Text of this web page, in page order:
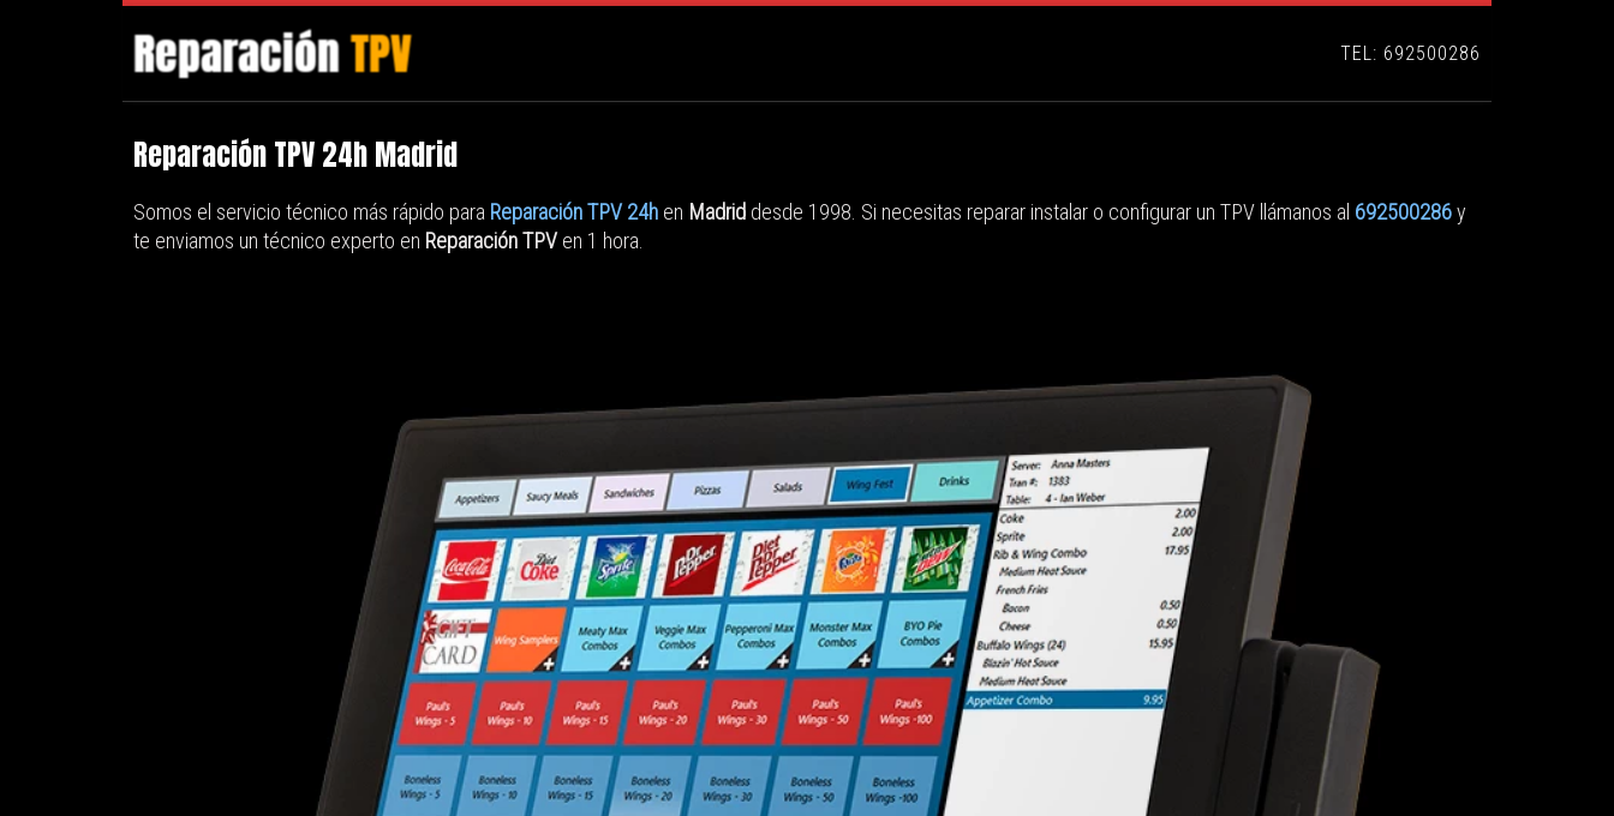
Skip to content
TEL: 692500286
Reparación TPV 24h Madrid
Somos el servicio técnico más rápido para Reparación TPV 24h en Madrid desde 1998. Si necesitas reparar instalar o configurar un TPV llámanos al 692500286y
te enviamos un técnico experto en Reparación TPVen 1 hora.